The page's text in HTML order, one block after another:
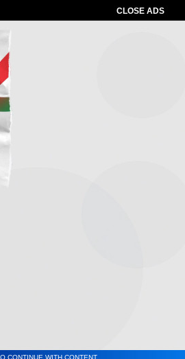
CLOSE ADS
CONTINUE WITH CONTENT